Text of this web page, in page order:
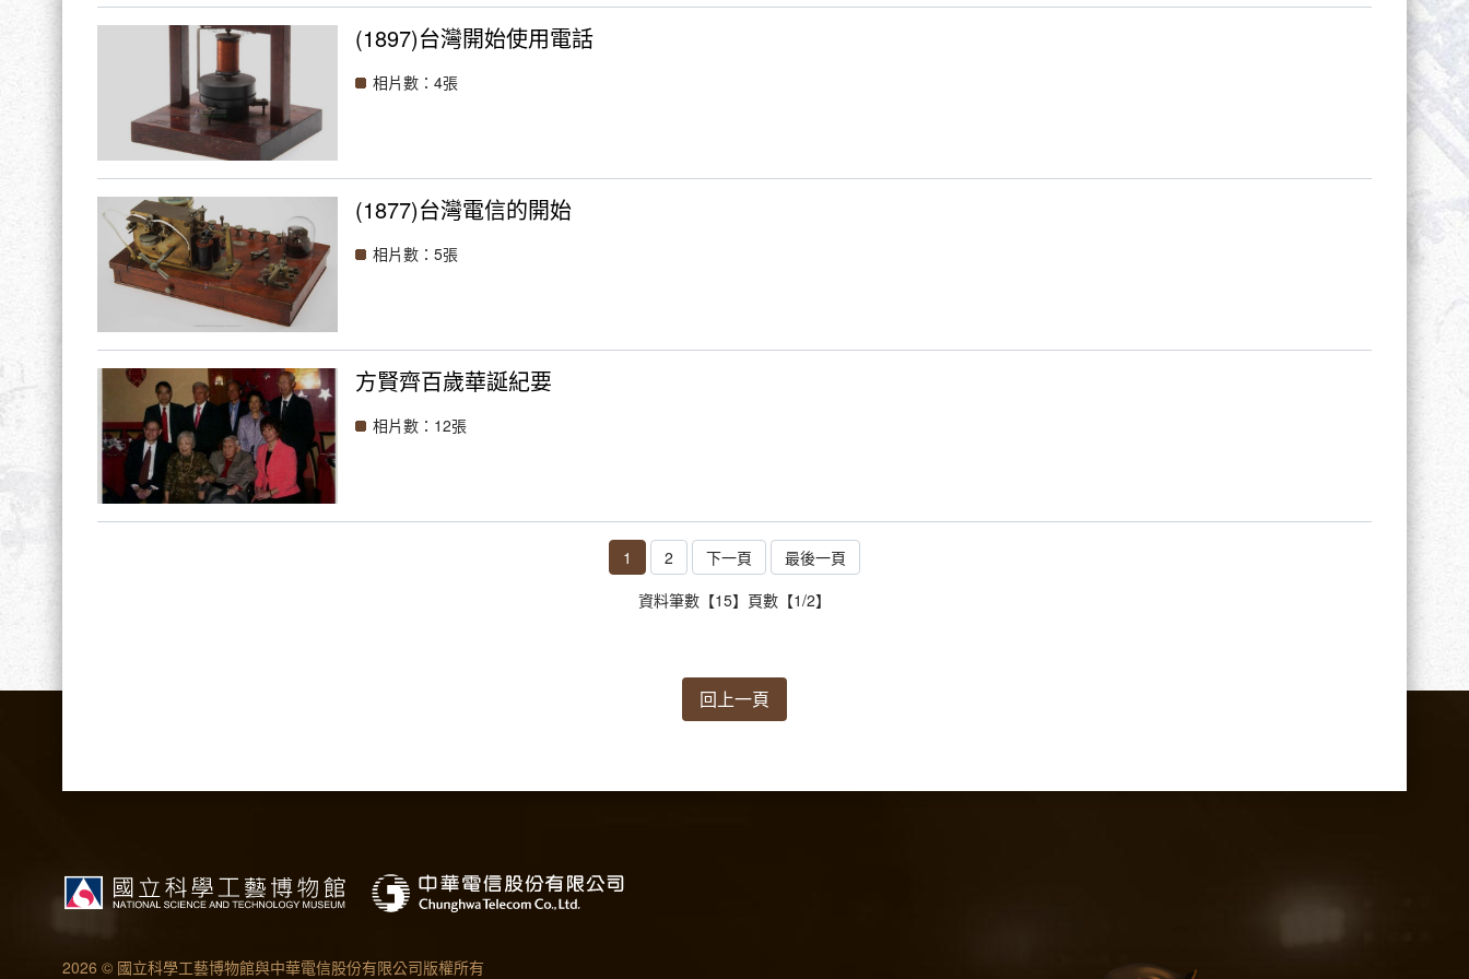
(1897)台灣開始使用電話
相片數：4張
(1877)台灣電信的開始
相片數：5張
方賢齊百歲華誕紀要
相片數：12張
1 2 下一頁
最後一頁
資料筆數【15】頁數【1/2】
回上一頁
2026 © 國立科學工藝博物館與中華電信股份有限公司版權所有